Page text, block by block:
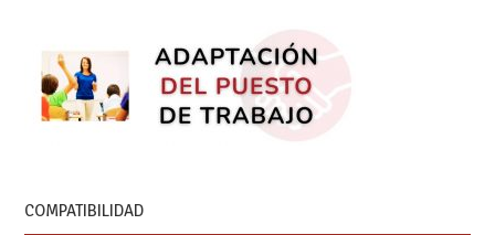
COMPATIBILIDAD